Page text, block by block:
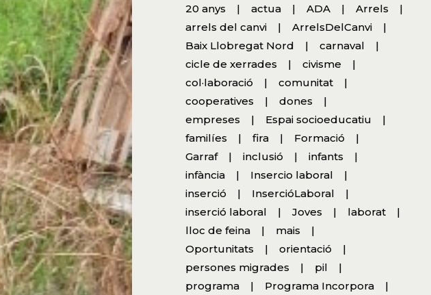
20 anys actua ADA
Arrels
arrels del canvi
ArrelsDelCanvi
Baix Llobregat Nord
carnaval
cicle de xerrades
civisme
col·laboració
comunitat
cooperatives
dones
empreses
Espai socioeducatiu
familíes
fira
Formació
Garraf
inclusió
infants
infància
Insercio laboral
inserció
InsercióLaboral
inserció laboral
Joves
laborat
lloc de feina
mais
Oportunitats
orientació
persones migrades
pil
programa
Programa Incorpora